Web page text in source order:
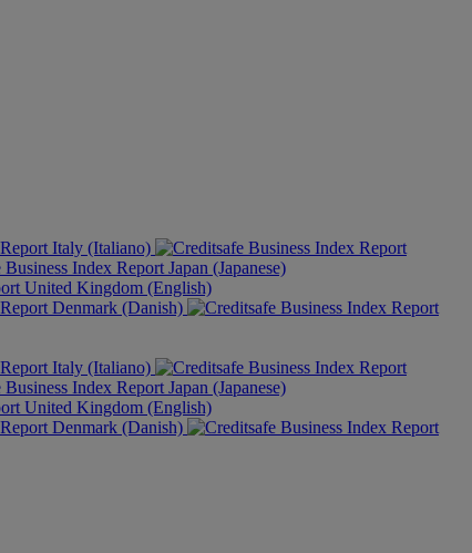
Italy (Italiano)
Japan (Japanese)
United Kingdom (English)
Denmark (Danish)
Italy (Italiano)
Japan (Japanese)
United Kingdom (English)
Denmark (Danish)